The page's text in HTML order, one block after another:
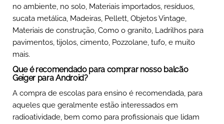
no ambiente, no solo, Materiais importados, resíduos,
sucata metálica, Madeiras, Pellett, Objetos Vintage,
Materiais de construção, Como o granito, Ladrilhos para
pavimentos, tijolos, cimento, Pozzolane, tufo, e muito
mais.
Que é recomendado para comprar nosso balcão
Geiger para Android?
A compra de escolas para ensino é recomendada, para
aqueles que geralmente estão interessados ​​em
radioatividade, bem como para profissionais que lidam